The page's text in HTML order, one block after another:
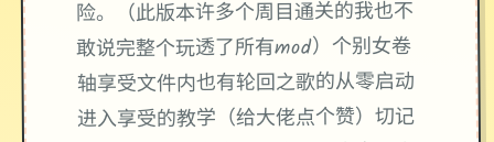
险。（此版本许多个周目通关的我也不
敢说完整个玩透了所有mod）个别女卷
轴享受文件内也有轮回之歌的从零启动
进入享受的教学（给大佬点个赞）切记